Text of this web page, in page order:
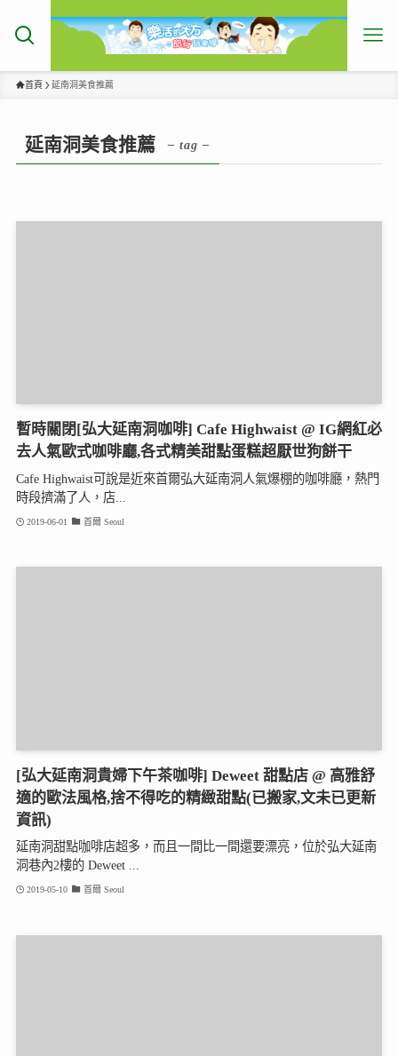
首頁 延南洞美食推薦
延南洞美食推薦 – tag –
暫時關閉[弘大延南洞咖啡] Cafe Highwaist @ IG網紅必
去人氣歐式咖啡廳,各式精美甜點蛋糕超厭世狗餅干
Cafe Highwaist可說是近來首爾弘大延南洞人氣爆棚的咖啡廳，熱門
時段擠滿了人，店...
2019-06-01 首爾 Seoul
[弘大延南洞貴婦下午茶咖啡] Deweet 甜點店 @ 高雅舒
適的歐法風格,捨不得吃的精緻甜點(已搬家,文未已更新
資訊)
延南洞甜點咖啡店超多，而且一間比一間還要漂亮，位於弘大延南
洞巷內2樓的 Deweet ...
2019-05-10 首爾 Seoul